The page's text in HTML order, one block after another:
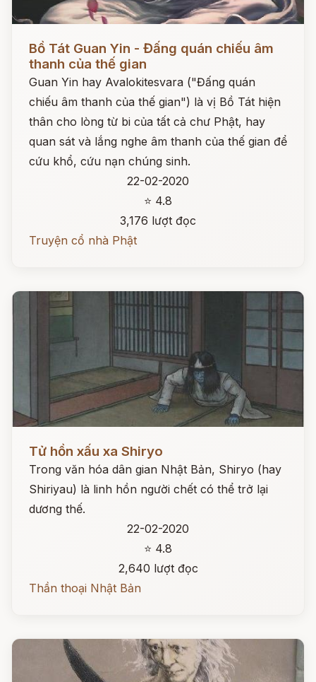
Đọc ngay
Bồ Tát Guan Yin - Đấng quán chiếu âm
thanh của thế gian
Guan Yin hay Avalokitesvara ("Đấng quán
chiếu âm thanh của thế gian") là vị Bồ Tát hiện
thân cho lòng từ bi của tất cả chư Phật, hay
quan sát và lắng nghe âm thanh của thế gian để
cứu khổ, cứu nạn chúng sinh.
22-02-2020
⭐ 4.8
3,176 lượt đọc
Truyện cổ nhà Phật
Đọc ngay
Tử hồn xấu xa Shiryo
Trong văn hóa dân gian Nhật Bản, Shiryo (hay
Shiriyau) là linh hồn người chết có thể trở lại
dương thế.
22-02-2020
⭐ 4.8
2,640 lượt đọc
Thần thoại Nhật Bản